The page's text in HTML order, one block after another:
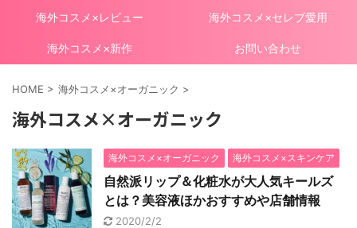
海外コスメ×レビュー 海外コスメ×セレブ愛用
海外コスメ×新作 お問い合わせ
HOME > 海外コスメ×オーガニック >
海外コスメ×オーガニック
海外コスメ×オーガニック 海外コスメ×スキンケア
自然派リップ＆化粧水が大人気キールズ
とは？美容液ほかおすすめや店舗情報
2020/2/2